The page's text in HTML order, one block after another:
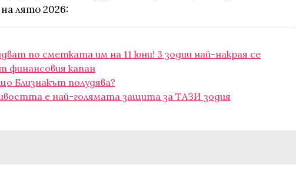
лято 2026:
по сметката им на 11 юни! 3 зодии най-накрая се
финансовия капан
Близнакът полудява?
е най-голямата защита за ТАЗИ зодия